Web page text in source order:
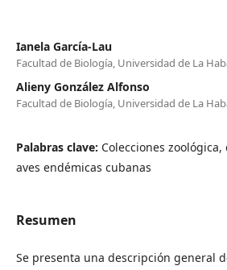
Ianela García-Lau
Facultad de Biología, Universidad de La
Alieny González Alfonso
Facultad de Biología, Universidad de La
Palabras clave: Colecciones zoológica,
aves endémicas cubanas
Resumen
Se presenta una descripción general